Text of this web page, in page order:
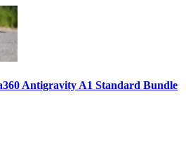
Antigravity A1 Standard Bundle